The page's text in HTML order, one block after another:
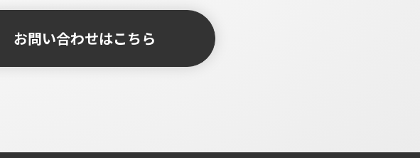
お問い合わせはこちら